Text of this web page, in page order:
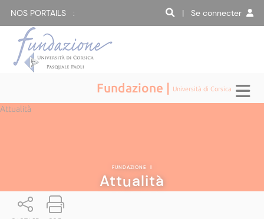
NOS PORTAILS : | Se connecter
Fundazione | Università di Corsica
Attualità
FUNDAZIONE |
Attualità